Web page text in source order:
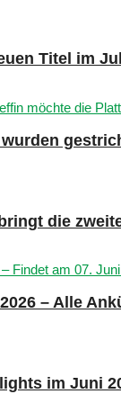
Titel im
die
– Alle
im Juni